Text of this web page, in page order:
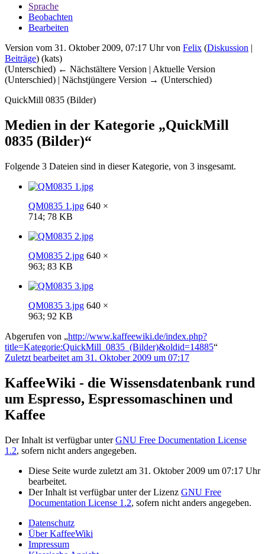
Sprache
Beobachten
Bearbeiten
Version vom 31. Oktober 2009, 07:17 Uhr von Felix (Diskussion |
Beiträge) (kats)
(Unterschied) ← Nächstältere Version | Aktuelle Version
(Unterschied) | Nächstjüngere Version → (Unterschied)
QuickMill 0835 (Bilder)
Medien in der Kategorie „QuickMill
0835 (Bilder)“
Folgende 3 Dateien sind in dieser Kategorie, von 3 insgesamt.
QM0835 1.jpg 640 ×
714; 78 KB
QM0835 2.jpg 640 ×
963; 83 KB
QM0835 3.jpg 640 ×
963; 92 KB
Abgerufen von „http://www.kaffeewiki.de/index.php?
title=Kategorie:QuickMill_0835_(Bilder)&oldid=14885“
Zuletzt bearbeitet am 31. Oktober 2009 um 07:17
KaffeeWiki - die Wissensdatenbank rund
um Espresso, Espressomaschinen und
Kaffee
Der Inhalt ist verfügbar unterGNU Free Documentation License
1.2, sofern nicht anders angegeben.
Diese Seite wurde zuletzt am 31. Oktober 2009 um 07:17 Uhr
bearbeitet.
Der Inhalt ist verfügbar unter der Lizenz GNU Free
Documentation License 1.2, sofern nicht anders angegeben.
Datenschutz
Über KaffeeWiki
Impressum